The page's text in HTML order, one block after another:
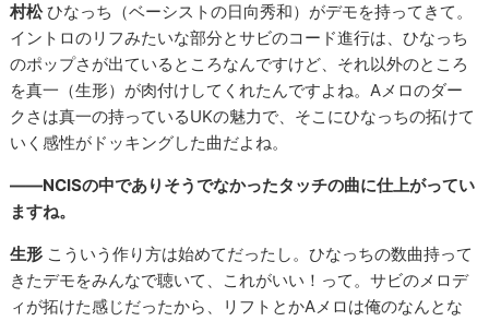
村松ひなっち（ベーシストの日向秀和）がデモを持ってきて。
イントロのリフみたいな部分とサビのコード進行は、ひなっち
のポップさが出ているところなんですけど、それ以外のところ
を真一（生形）が肉付けしてくれたんですよね。Aメロのダー
クさは真一の持っているUKの魅力で、そこにひなっちの拓けて
いく感性がドッキングした曲だよね。
――NCISの中でありそうでなかったタッチの曲に仕上がってい
ますね。
生形 こういう作り方は始めてだったし。ひなっちの数曲持って
きたデモをみんなで聴いて、これがいい！って。サビのメロデ
ィが拓けた感じだったから、リフトとかAメロは俺のなんとな